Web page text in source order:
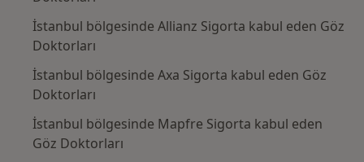
İstanbul bölgesinde Allianz Sigorta kabul eden Göz
Doktorları
İstanbul bölgesinde Axa Sigorta kabul eden Göz
Doktorları
İstanbul bölgesinde Mapfre Sigorta kabul eden
Göz Doktorları